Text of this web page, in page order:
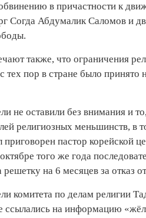
в причастности к
Согда Абдумалик Саломов и
также, что ограничения
тех пор в стране было
не оставили без внимания и
религиозных меньшинств,
приговорен пастор корейской
того же года
решетку на 6 месяцев за
комитета по делам религии
ссылались на информацию